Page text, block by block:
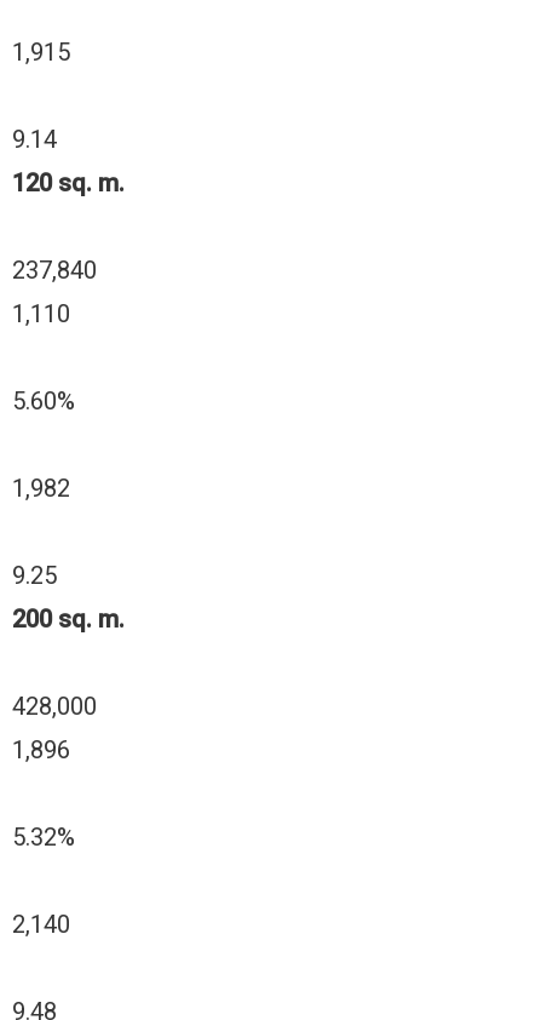
1,915
9.14
120 sq. m.
237,840
1,110
5.60%
1,982
9.25
200 sq. m.
428,000
1,896
5.32%
2,140
9.48